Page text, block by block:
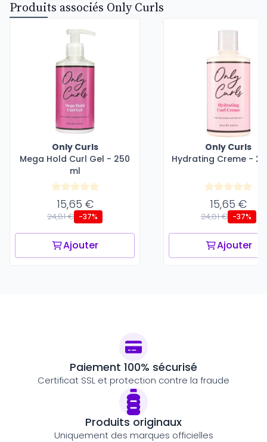
Produits associés Only Curls
Only Curls
Mega Hold Curl Gel - 250
ml
15,65 €
24,81 € -37%
Ajouter
Only Curls
Hydrating Creme -
15,65 €
24,81 € -37%
Ajouter
Paiement 100% sécurisé
Certificat SSL et protection contre la fraude
Produits originaux
Uniquement des marques officielles